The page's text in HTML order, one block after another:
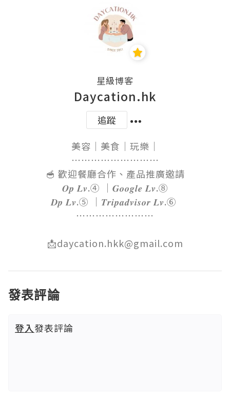
星級博客
Daycation.hk
追蹤
美容｜美食｜玩樂｜
⋯⋯⋯⋯⋯⋯⋯⋯⋯
🥣 歡迎餐廳合作、產品推廣邀請
𝑶𝒑 𝑳𝒗.④ ｜𝑮𝒐𝒐𝒈𝒍𝒆 𝑳𝒗.⑧
𝑫𝒑 𝑳𝒗.⑤ ｜𝑻𝒓𝒊𝒑𝒂𝒅𝒗𝒊𝒔𝒐𝒓 𝑳𝒗.⑥
⋯⋯⋯⋯⋯⋯⋯⋯
📩daycation.hkk@gmail.com
發表評論
登入發表評論